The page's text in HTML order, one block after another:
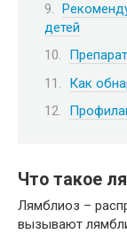
детей
Как
Что такое
Лямблиоз –
вызывают